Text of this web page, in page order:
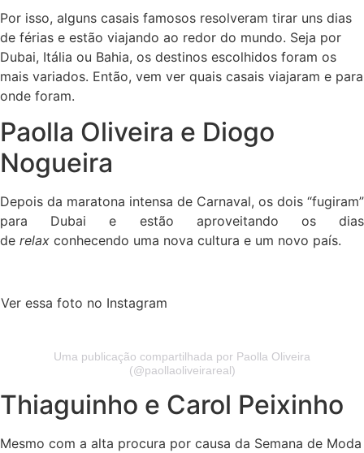
Por isso, alguns casais famosos resolveram tirar uns dias
de férias e estão viajando ao redor do mundo. Seja por
Dubai, Itália ou Bahia, os destinos escolhidos foram os
mais variados. Então, vem ver quais casais viajaram e para
onde foram.
Paolla Oliveira e Diogo
Nogueira
Depois da maratona intensa de Carnaval, os dois “fugiram”
para Dubai e estão aproveitando os dias
de relax conhecendo uma nova cultura e um novo país.
Ver essa foto no Instagram
Uma publicação compartilhada por Paolla Oliveira
(@paollaoliveirareal)
Thiaguinho e Carol Peixinho
Mesmo com a alta procura por causa da Semana de Moda